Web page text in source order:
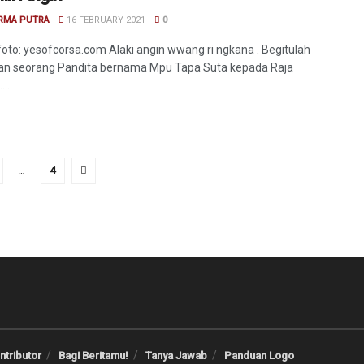
PUTRA 16 FEBRUARY 2021 0
yesofcorsa.com Alaki angin wwang ri ngkana . Begitulah
seorang Pandita bernama Mpu Tapa Suta kepada Raja
… 4
Bagi Beritamu! Tanya Jawab Panduan Logo